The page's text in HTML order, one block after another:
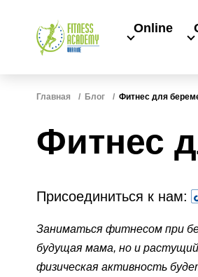
Online
Главная Блог Фитнес для
Фитнес
Присоединиться к нам:
Заниматься фитнесом при
будущая мама, но и
физическая активность